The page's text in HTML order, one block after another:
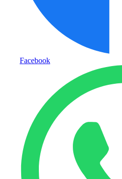
Facebook